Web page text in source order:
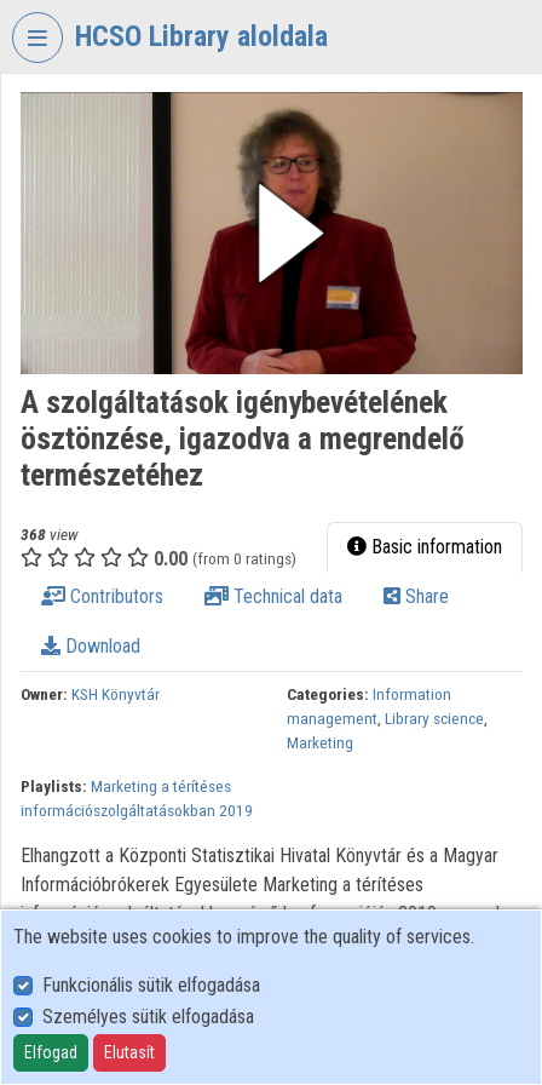
Skip header
HCSO Library aloldala
STATISTICAL
Organization discovery
Categories
Organization playlists
Organizations
Contributors
A szolgáltatások igénybevételének
ösztönzése, igazodva a megrendelő
természetéhez
368 view
0.00 (from 0 ratings) Basic information
Contributors Technical data Share
Download
Owner: KSH Könyvtár Categories: Information
management, Library science,
Marketing
Playlists: Marketing a térítéses
információszolgáltatásokban 2019
Elhangzott a Központi Statisztikai Hivatal Könyvtár és a Magyar
Információbrókerek Egyesülete Marketing a térítéses
információszolgáltatásokban című konferenciáján 2019. november
28-án.
User Policy
Adatkezelési tájékoztató (en)
Cookie Policy
The website uses cookies to improve the quality of services.
Funkcionális sütik elfogadása
Személyes sütik elfogadása
Elfogad Elutasít